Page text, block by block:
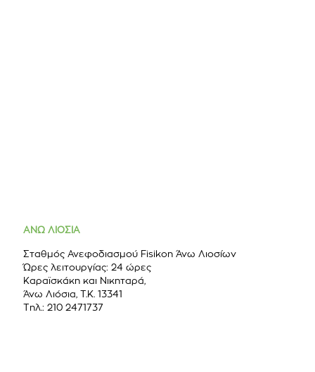
ΑΝΩ ΛΙΟΣΙΑ
Σταθμός Ανεφοδιασμού Fisikon Άνω Λιοσίων
Ώρες λειτουργίας: 24 ώρες
Καραϊσκάκη και Νικηταρά,
Άνω Λιόσια, Τ.Κ. 13341
Τηλ.: 210 2471737